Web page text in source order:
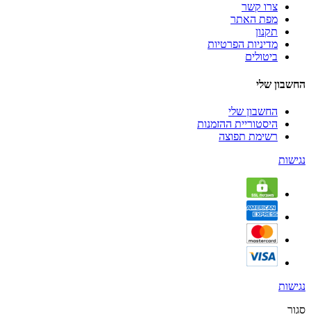
צרו קשר
מפת האתר
תקנון
מדיניות הפרטיות
ביטולים
החשבון שלי
החשבון שלי
היסטוריית ההזמנות
רשימת תפוצה
נגישות
נגישות
סגור